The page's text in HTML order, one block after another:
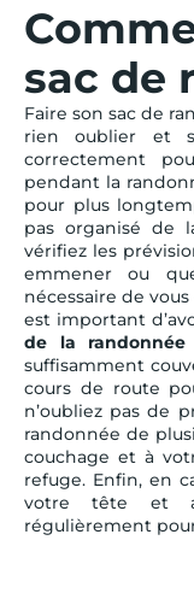
sac de
Faire son sac de
rien oublier et
correctement
pendant la
pour plus
pas organisé de
vérifiez les
emmener ou
nécessaire de
est important
de la randonnée
suffisamment
cours de route
n’oubliez pas de
randonnée de
couchage et à
refuge. Enfin, en
votre tête et
régulièrement